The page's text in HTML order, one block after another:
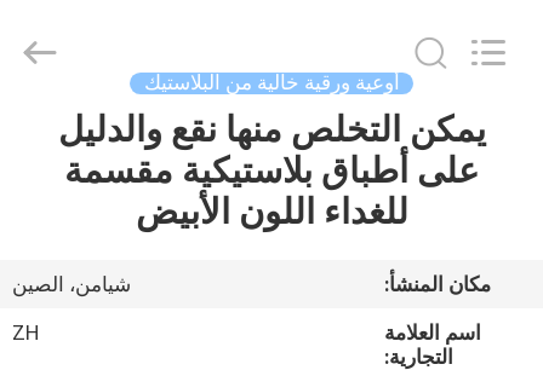
منزل،
معلومات
Protection
Technology
أوعية ورقية خالية من البلاستيك
يمكن التخلص منها نقع والدليل
على أطباق بلاستيكية مقسمة
للغداء اللون الأبيض
مكان المنشأ:
شيامن، الصين
اسم العلامة
التجارية:
ZH